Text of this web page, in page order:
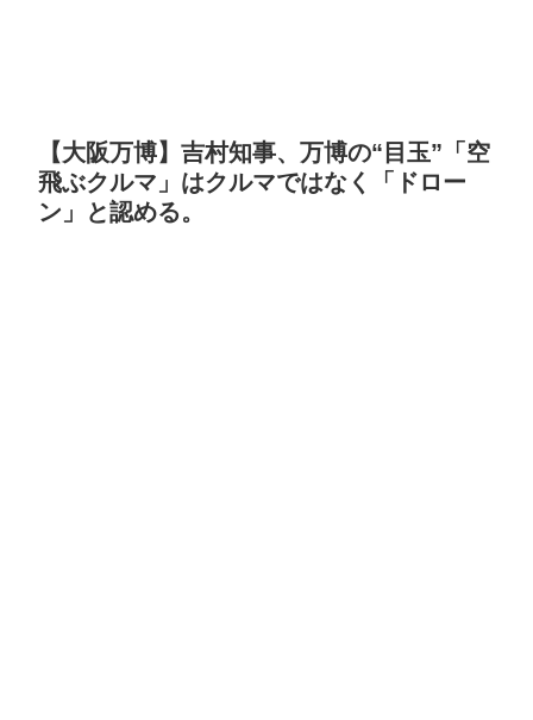
【大阪万博】吉村知事、万博の“目玉”「空
飛ぶクルマ」はクルマではなく「ドロー
ン」と認める。